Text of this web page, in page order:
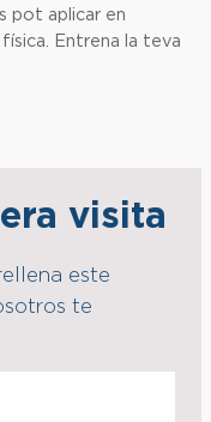
pot aplicar en
Entrena la teva
visita
este
te